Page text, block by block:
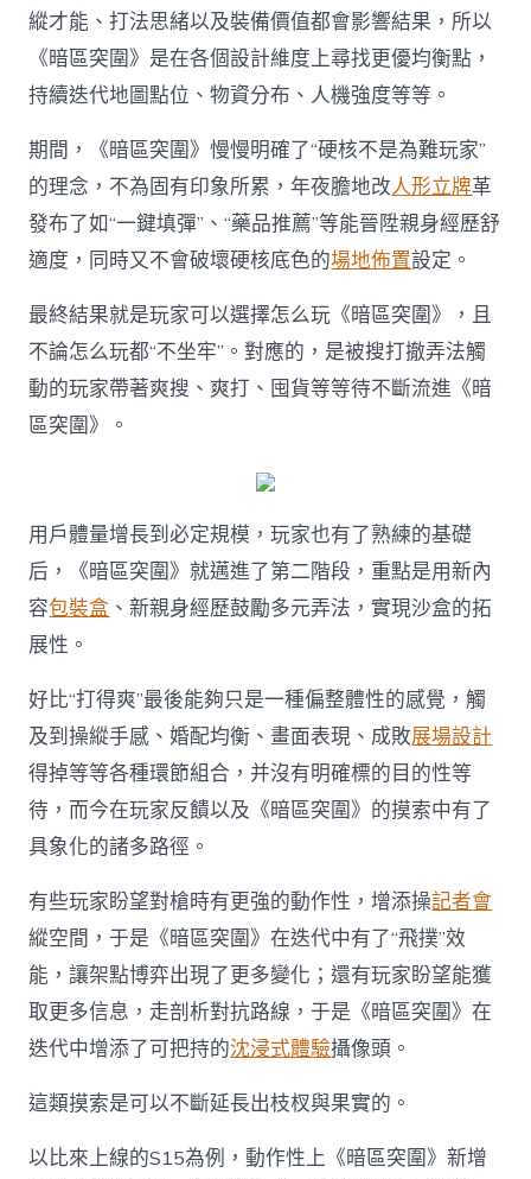
縱才能、打法思緒以及裝備價值都會影響結果，所以
《暗區突圍》是在各個設計維度上尋找更優均衡點，
持續迭代地圖點位、物資分布、人機強度等等。
期間，《暗區突圍》慢慢明確了“硬核不是為難玩家”
的理念，不為固有印象所累，年夜膽地改人形立牌革
發布了如“一鍵填彈”、“藥品推薦”等能晉陞親身經歷舒
適度，同時又不會破壞硬核底色的場地佈置設定。
最終結果就是玩家可以選擇怎么玩《暗區突圍》，且
不論怎么玩都“不坐牢”。對應的，是被搜打撤弄法觸
動的玩家帶著爽搜、爽打、囤貨等等待不斷流進《暗
區突圍》。
用戶體量增長到必定規模，玩家也有了熟練的基礎
后，《暗區突圍》就邁進了第二階段，重點是用新內
容包裝盒 、新親身經歷鼓勵多元弄法，實現沙盒的拓
展性。
好比“打得爽”最後能夠只是一種偏整體性的感覺，觸
及到操縱手感、婚配均衡、畫面表現、成敗展場設計
得掉等等各種環節組合，并沒有明確標的目的性等
待，而今在玩家反饋以及《暗區突圍》的摸索中有了
具象化的諸多路徑。
有些玩家盼望對槍時有更強的動作性，增添操記者會
縱空間，于是《暗區突圍》在迭代中有了“飛撲”效
能，讓架點博弈出現了更多變化；還有玩家盼望能獲
取更多信息，走剖析對抗路線，于是《暗區突圍》在
迭代中增添了可把持的沈浸式體驗攝像頭。
這類摸索是可以不斷延長出枝杈與果實的。
以比來上線的S15為例，動作性上《暗區突圍》新增